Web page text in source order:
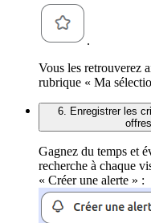
.
Vous les retrouverez
rubrique « Ma
6. Enregistrer les
Gagnez du temps et
recherche à chaque
« Créer une alerte » :